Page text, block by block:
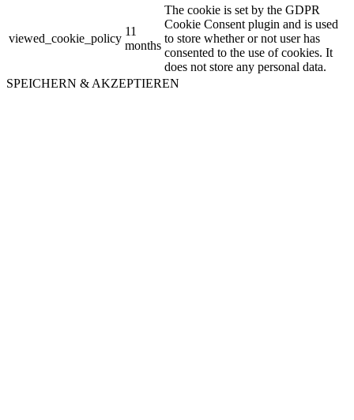
viewed_cookie_policy
11
months
The cookie is set by the GDPR
Cookie Consent plugin and is used
to store whether or not user has
consented to the use of cookies. It
does not store any personal data.
SPEICHERN & AKZEPTIEREN